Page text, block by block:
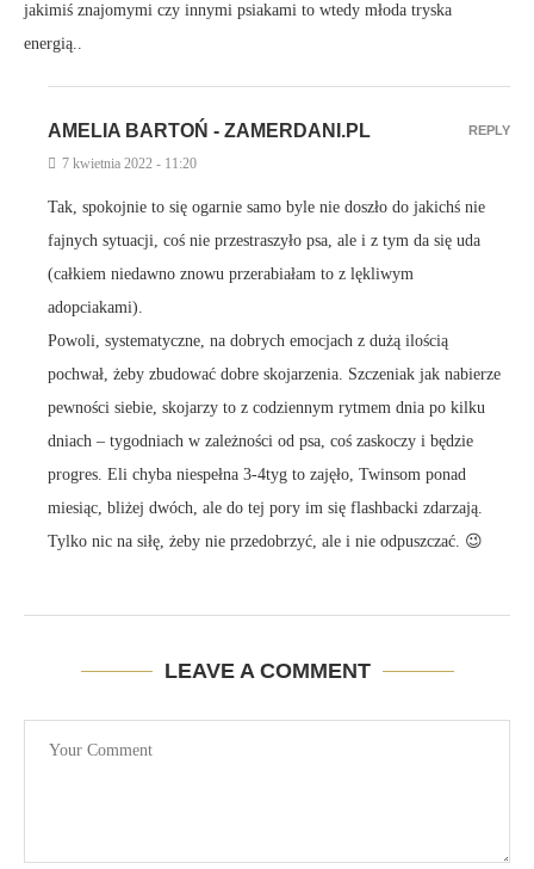
jakimiś znajomymi czy innymi psiakami to wtedy młoda tryska
energią..
AMELIA BARTOŃ - ZAMERDANI.PL
7 kwietnia 2022 - 11:20
Tak, spokojnie to się ogarnie samo byle nie doszło do jakichś nie
fajnych sytuacji, coś nie przestraszyło psa, ale i z tym da się uda
(całkiem niedawno znowu przerabiałam to z lękliwym
adopciakami).
Powoli, systematyczne, na dobrych emocjach z dużą ilością
pochwał, żeby zbudować dobre skojarzenia. Szczeniak jak nabierze
pewności siebie, skojarzy to z codziennym rytmem dnia po kilku
dniach – tygodniach w zależności od psa, coś zaskoczy i będzie
progres. Eli chyba niespełna 3-4tyg to zajęło, Twinsom ponad
miesiąc, bliżej dwóch, ale do tej pory im się flashbacki zdarzają.
Tylko nic na siłę, żeby nie przedobrzyć, ale i nie odpuszczać. 😉
REPLY
LEAVE A COMMENT